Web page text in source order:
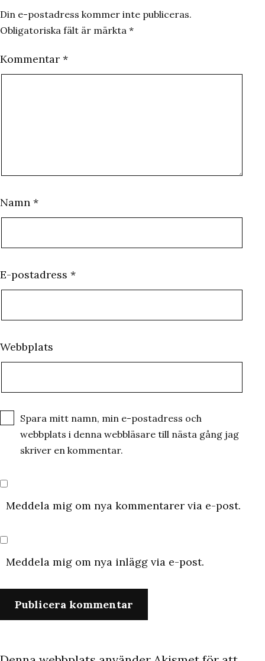
Din e-postadress kommer inte publiceras.
Obligatoriska fält är märkta *
Kommentar *
Namn *
E-postadress *
Webbplats
Spara mitt namn, min e-postadress och
webbplats i denna webbläsare till nästa gång jag
skriver en kommentar.
Meddela mig om nya kommentarer via e-post.
Meddela mig om nya inlägg via e-post.